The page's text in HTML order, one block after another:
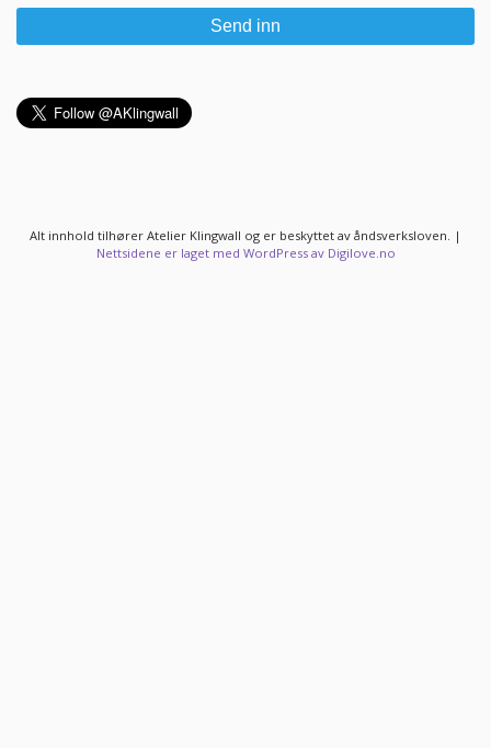
Alt innhold tilhører Atelier Klingwall og er beskyttet av åndsverksloven. |
Nettsidene er laget med WordPress av Digilove.no